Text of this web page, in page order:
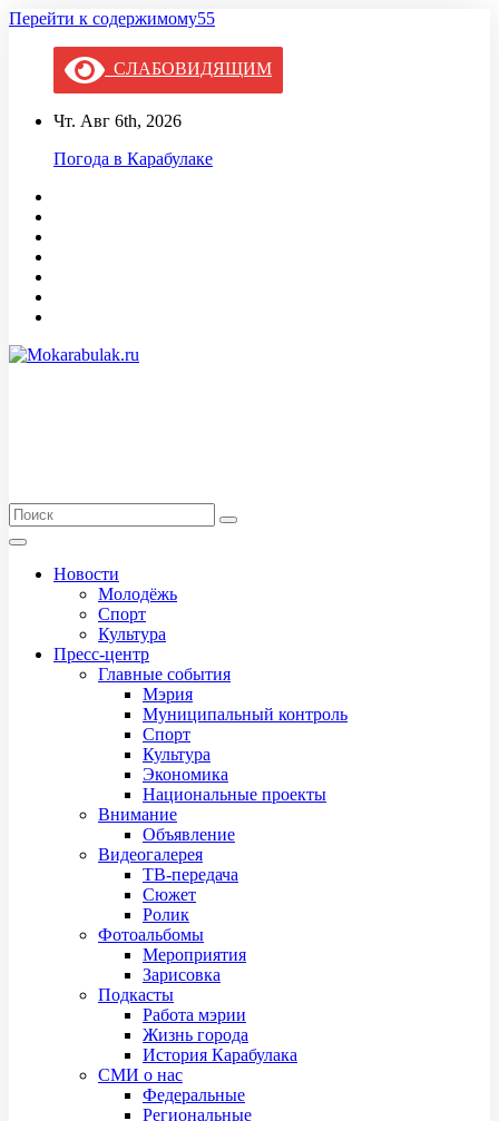
Перейти к содержимому55
СЛАБОВИДЯЩИМ
Чт. Авг 6th, 2026
Погода в Карабулаке
Новости
Молодёжь
Спорт
Культура
Пресс-центр
Главные события
Мэрия
Муниципальный контроль
Спорт
Культура
Экономика
Национальные проекты
Внимание
Объявление
Видеогалерея
ТВ-передача
Сюжет
Ролик
Фотоальбомы
Мероприятия
Зарисовка
Подкасты
Работа мэрии
Жизнь города
История Карабулака
СМИ о нас
Федеральные
Региональные